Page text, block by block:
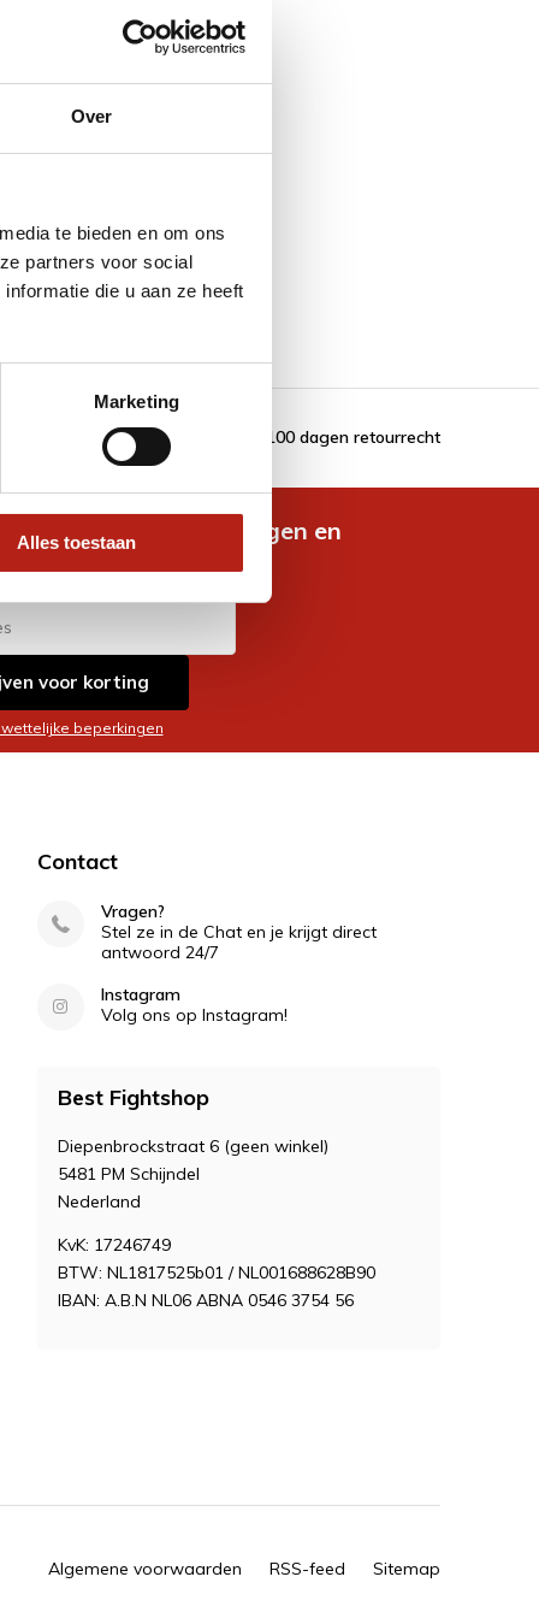
Over
te bieden en om ons
partners voor social
die u aan ze heeft
Marketing
Alles toestaan
100 dagen retourrecht
nieuwste aanbiedingen en
voor korting
beperkingen
Contact
Vragen?
Stel ze in de Chat en je krijgt direct
antwoord 24/7
Instagram
Volg ons op Instagram!
Best Fightshop
Diepenbrockstraat 6 (geen winkel)
5481 PM Schijndel
Nederland
KvK: 17246749
BTW: NL1817525b01 / NL001688628B90
IBAN: A.B.N NL06 ABNA 0546 3754 56
Algemene voorwaarden RSS-feed Sitemap